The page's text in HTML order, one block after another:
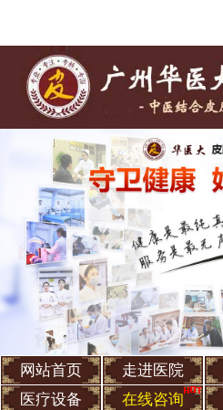
网站首页 走进医院
医疗设备
在线咨询